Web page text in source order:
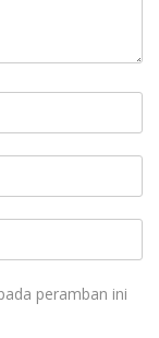
peramban ini